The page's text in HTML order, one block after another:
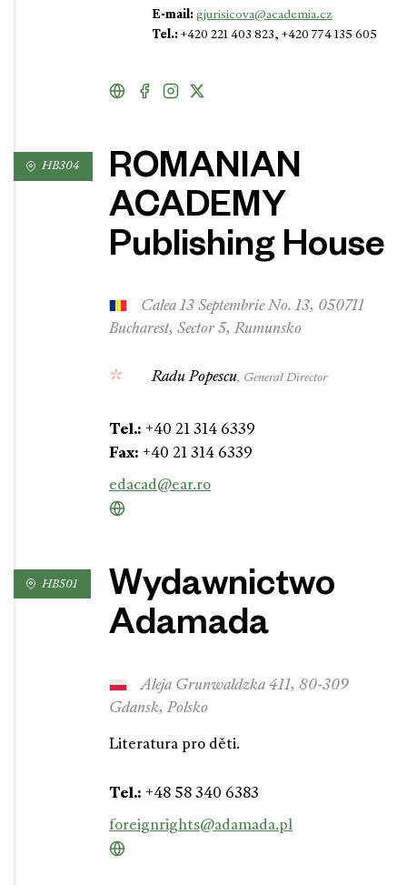
E-mail: gjurisicova@academia.cz
Tel.:+420 221 403 823, +420 774 135 605
HB304
ROMANIAN
ACADEMY
Publishing House
Calea 13 Septembrie No. 13, 050711
Bucharest, Sector 5, Rumunsko
Radu Popescu, General Director
Tel.: +40 21 314 6339
Fax: +40 21 314 6339
edacad@ear.ro
HB501
Wydawnictwo
Adamada
Aleja Grunwaldzka 411, 80-309
Gdansk, Polsko
Literatura pro děti.
Tel.: +48 58 340 6383
foreignrights@adamada.pl